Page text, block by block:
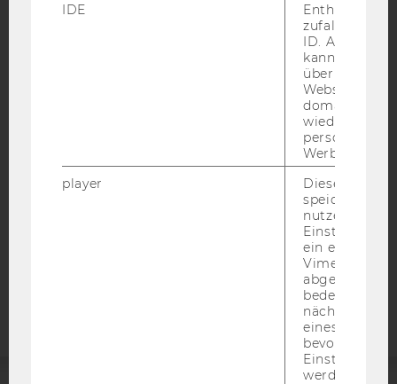
BARRIEREFREIHEITSERKLÄRUNG WEBSEITE
DATENSCHUTZERKLÄRUNG SOCIAL MEDIA
STUDIENBEWERBER*INNEN UND STUDIERENDE
Barrierefreiheitserklärung
IDE
Enthält eine
ID. Anhand
kann Google
über
Websites
Werbung
player
Dieses Cookie
speichert
ein
Vimeo-Video
abgespielt
bedeutet,
nächsten
eines Vimeo-
bevorzugten
werden.